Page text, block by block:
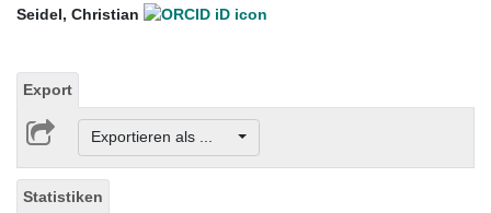
Seidel, Christian
Export
Exportieren als ...
Statistiken